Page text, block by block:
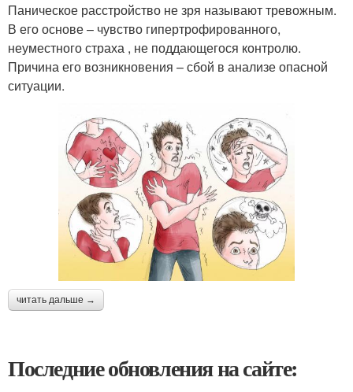
Паническое расстройство не зря называют тревожным.
В его основе – чувство гипертрофированного,
неуместного страха , не поддающегося контролю.
Причина его возникновения – сбой в анализе опасной
ситуации.
читать дальше →
Последние обновления на сайте: